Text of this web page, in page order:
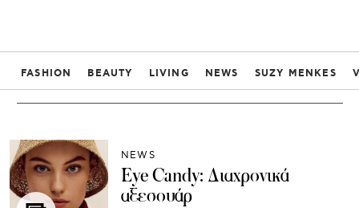
FASHION BEAUTY LIVING NEWS SUZY MENKES
NEWS
Eye Candy: Διαχρονικά
αξεσουάρ